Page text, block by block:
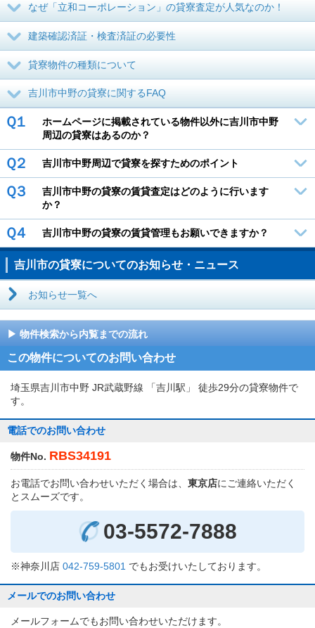
なぜ「立和コーポレーション」の貸寮査定が人気なのか！
建築確認済証・検査済証の必要性
貸寮物件の種類について
吉川市中野の貸寮に関するFAQ
Ｑ１
ホームページに掲載されている物件以外に吉川市中野
周辺の貸寮はあるのか？
Ｑ２ 吉川市中野周辺で貸寮を探すためのポイント
Ｑ３
吉川市中野の貸寮の賃貸査定はどのように行います
か？
Ｑ４ 吉川市中野の貸寮の賃貸管理もお願いできますか？
吉川市の貸寮についてのお知らせ・ニュース
お知らせ一覧へ
物件検索から内覧までの流れ
この物件についてのお問い合わせ
埼玉県吉川市中野 JR武蔵野線 「吉川駅」 徒歩29分の貸寮物件で
す。
電話でのお問い合わせ
物件No. RBS34191
お電話でお問い合わせいただく場合は、 東京店にご連絡いただく
とスムーズです。
03-5572-7888
※神奈川店 042-759-5801 でもお受けいたしております。
メールでのお問い合わせ
メールフォームでもお問い合わせいただけます。